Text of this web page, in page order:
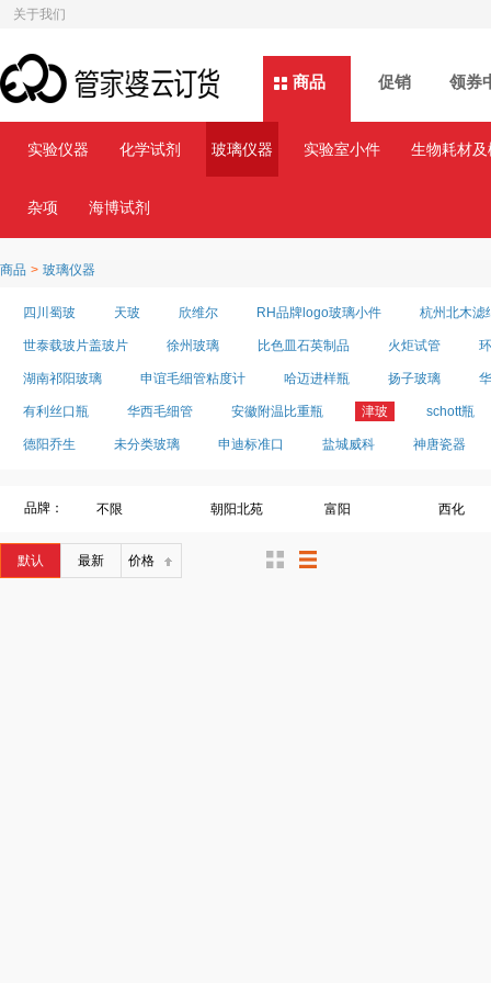
关于我们
商品
实验仪器 化学试剂 玻璃仪器 实验室小件 生物耗材
杂项 海博试剂
商品 促销 领券
商品 > 玻璃仪器
四川蜀玻 天玻 欣维尔 RH品牌logo玻璃小件 杭州北木滤
世泰载玻片盖玻片 徐州玻璃 比色皿石英制品 火炬试管
湖南祁阳玻璃 申谊毛细管粘度计 哈迈进样瓶 扬子玻璃
有利丝口瓶 华西毛细管 安徽附温比重瓶 津玻 schott瓶
德阳乔生 未分类玻璃 申迪标准口 盐城威科 神唐瓷器
品牌： 不限 朝阳北苑 富阳 西化
默认 最新 价格